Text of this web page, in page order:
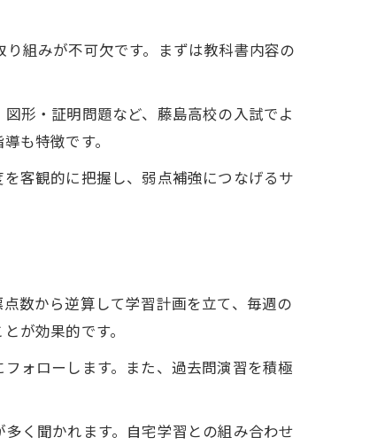
組みが不可欠です。まずは教科書内容の
形・証明問題など、藤島高校の入試でよ
も特徴です。
客観的に把握し、弱点補強につなげるサ
数から逆算して学習計画を立て、毎週の
が効果的です。
ォローします。また、過去問演習を積極
く聞かれます。自宅学習との組み合わせ